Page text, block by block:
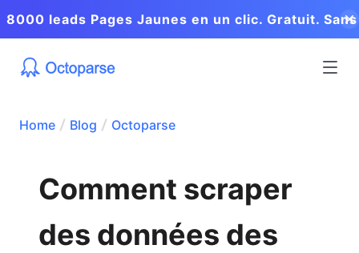
8000 leads Pages Jaunes en un clic. Gratuit. Sans
Home Blog Octoparse
Comment scraper
des données des